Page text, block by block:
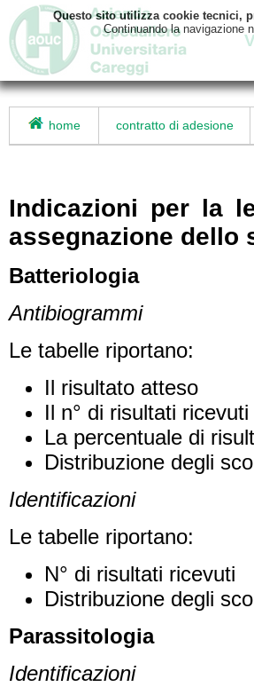
home contratto di adesione
Indicazioni per la
assegnazione dello
Batteriologia
Antibiogrammi
Le tabelle riportano:
Il risultato atteso
Il n° di risultati
La percentuale di
Distribuzione degli
Identificazioni
Le tabelle riportano:
N° di risultati ricevuti
Distribuzione degli
Parassitologia
Identificazioni
Questo sito utilizza cookie tecnici,
Continuando la navigazione